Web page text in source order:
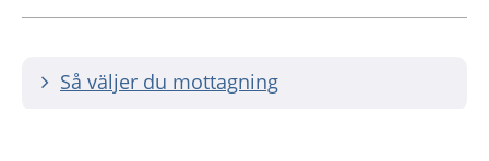
Så väljer du mottagning